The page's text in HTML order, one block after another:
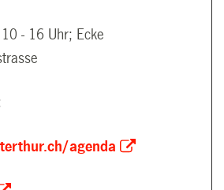
- 16 Uhr; Ecke
agenda